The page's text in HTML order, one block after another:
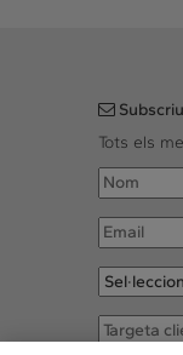
Tots els